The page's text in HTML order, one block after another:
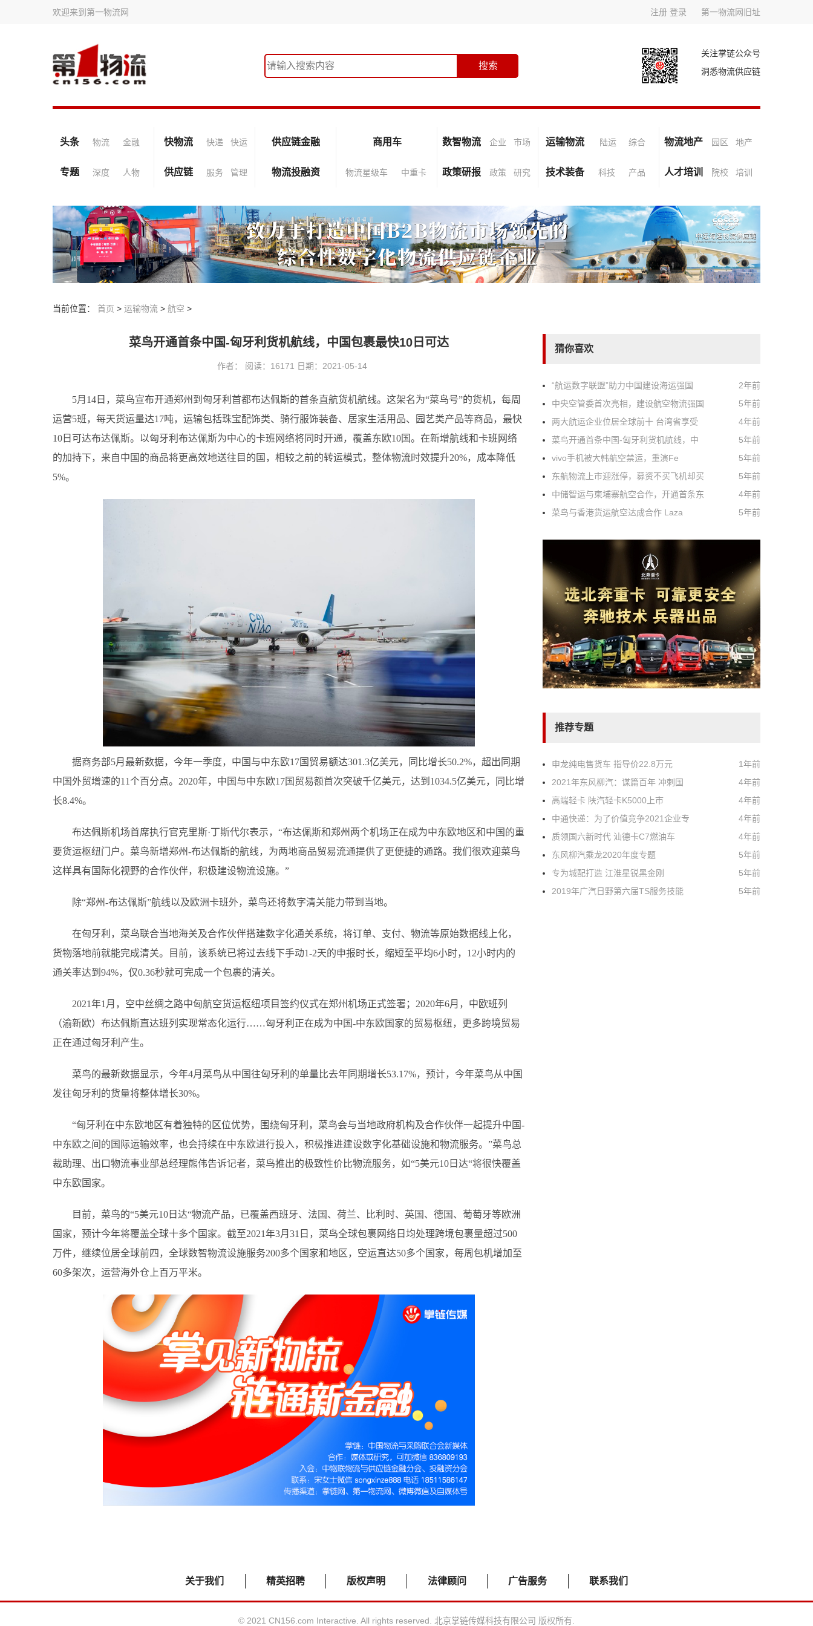
欢迎来到第一物流网 注册 登录 第一物流网旧址
关注掌链公众号
洞悉物流供应链
头条 物流 金融 快物流 快递 快运 供应链金融 商用车 数智物流 企业 市场 运输物流 陆运 综合 物流地产 园区 地产
专题 深度 人物 供应链 服务 管理 物流投融资 物流星级车 中重卡 政策研报 政策 研究 技术装备 科技 产品 人才培训 院校 培训
当前位置： 首页 > 运输物流 > 航空 >
菜鸟开通首条中国-匈牙利货机航线，中国包裹最快10日可达
作者： 阅读：16171 日期：2021-05-14
5月14日，菜鸟宣布开通郑州到匈牙利首都布达佩斯的首条直航货机航线。这架名为“菜鸟号”的货机，每周
运营5班，每天货运量达17吨，运输包括珠宝配饰类、骑行服饰装备、居家生活用品、园艺类产品等商品，最快
10日可达布达佩斯。以匈牙利布达佩斯为中心的卡班网络将同时开通，覆盖东欧10国。在新增航线和卡班网络
的加持下，来自中国的商品将更高效地送往目的国，相较之前的转运模式，整体物流时效提升20%，成本降低
5%。
据商务部5月最新数据，今年一季度，中国与中东欧17国贸易额达301.3亿美元，同比增长50.2%，超出同期
中国外贸增速的11个百分点。2020年，中国与中东欧17国贸易额首次突破千亿美元，达到1034.5亿美元，同比增
长8.4%。
布达佩斯机场首席执行官克里斯·丁斯代尔表示，“布达佩斯和郑州两个机场正在成为中东欧地区和中国的重
要货运枢纽门户。菜鸟新增郑州-布达佩斯的航线，为两地商品贸易流通提供了更便捷的通路。我们很欢迎菜鸟
这样具有国际化视野的合作伙伴，积极建设物流设施。”
除“郑州-布达佩斯”航线以及欧洲卡班外，菜鸟还将数字清关能力带到当地。
在匈牙利，菜鸟联合当地海关及合作伙伴搭建数字化通关系统，将订单、支付、物流等原始数据线上化，
货物落地前就能完成清关。目前，该系统已将过去线下手动1-2天的申报时长，缩短至平均6小时，12小时内的
通关率达到94%，仅0.36秒就可完成一个包裹的清关。
2021年1月，空中丝绸之路中匈航空货运枢纽项目签约仪式在郑州机场正式签署；2020年6月，中欧班列
（渝新欧）布达佩斯直达班列实现常态化运行……匈牙利正在成为中国-中东欧国家的贸易枢纽，更多跨境贸易
正在通过匈牙利产生。
菜鸟的最新数据显示，今年4月菜鸟从中国往匈牙利的单量比去年同期增长53.17%，预计，今年菜鸟从中国
发往匈牙利的货量将整体增长30%。
“匈牙利在中东欧地区有着独特的区位优势，围绕匈牙利，菜鸟会与当地政府机构及合作伙伴一起提升中国-
中东欧之间的国际运输效率，也会持续在中东欧进行投入，积极推进建设数字化基础设施和物流服务。”菜鸟总
裁助理、出口物流事业部总经理熊伟告诉记者，菜鸟推出的极致性价比物流服务，如“5美元10日达“将很快覆盖
中东欧国家。
目前，菜鸟的“5美元10日达“物流产品，已覆盖西班牙、法国、荷兰、比利时、英国、德国、葡萄牙等欧洲
国家，预计今年将覆盖全球十多个国家。截至2021年3月31日，菜鸟全球包裹网络日均处理跨境包裹量超过500
万件，继续位居全球前四，全球数智物流设施服务200多个国家和地区，空运直达50多个国家，每周包机增加至
60多架次，运营海外仓上百万平米。
猜你喜欢
“航运数字联盟”助力中国建设海运强国
2年前
中央空管委首次亮相，建设航空物流强国
5年前
两大航运企业位居全球前十 台湾省享受
4年前
菜鸟开通首条中国-匈牙利货机航线，中
5年前
vivo手机被大韩航空禁运，重演Fe
5年前
东航物流上市迎涨停，募资不买飞机却买
5年前
中储智运与柬埔寨航空合作，开通首条东
4年前
菜鸟与香港货运航空达成合作 Laza
5年前
推荐专题
申龙纯电售货车 指导价22.8万元
1年前
2021年东风柳汽：谋篇百年 冲刺国
4年前
高端轻卡 陕汽轻卡K5000上市
4年前
中通快递：为了价值竞争2021企业专
4年前
质领国六新时代 汕德卡C7燃油车
4年前
东风柳汽乘龙2020年度专题
5年前
专为城配打造 江淮星锐黑金刚
5年前
2019年广汽日野第六届TS服务技能
5年前
关于我们 精英招聘 版权声明 法律顾问 广告服务 联系我们
© 2021 CN156.com Interactive. All rights reserved. 北京掌链传媒科技有限公司 版权所有.